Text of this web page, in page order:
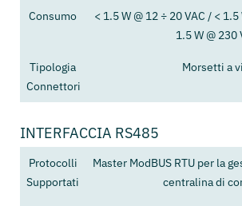
Consumo
< 1.5 W @ 12 ÷ 20 VAC / <
1.5 W @ 230
Tipologia
Connettori
Morsetti a
INTERFACCIA RS485
Protocolli
Supportati
Master ModBUS RTU per la
centralina di